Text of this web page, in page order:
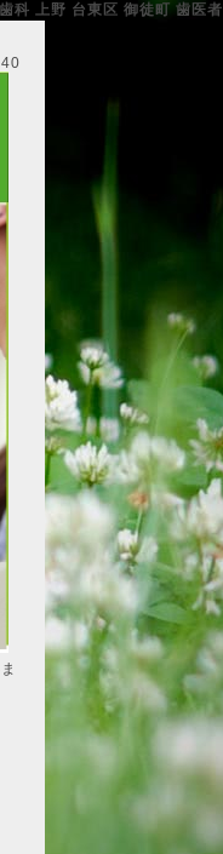
歯科 上野 台東区 御徒町 歯医者